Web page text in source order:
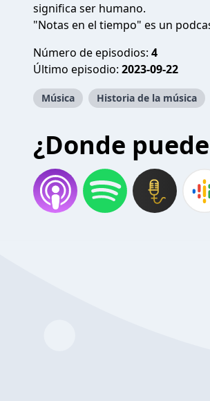
significa ser humano.
"Notas en el tiempo" es un
Número de episodios: 4
Último episodio: 2023-09-22
Música Historia de la música
¿Donde